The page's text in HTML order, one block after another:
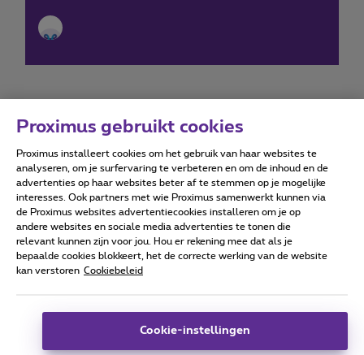
Forumvoorwaarden Accessibility statement
Alle rechten voorbehouden. © Proximus
Algemene voorwaarden, consumenteninfo
Deze website is gecreëerd en wordt beheerd conform het
Proximus gebruikt cookies
Proximus installeert cookies om het gebruik van haar websites te
analyseren, om je surfervaring te verbeteren en om de inhoud en de
advertenties op haar websites beter af te stemmen op je mogelijke
interesses. Ook partners met wie Proximus samenwerkt kunnen via
de Proximus websites advertentiecookies installeren om je op
andere websites en sociale media advertenties te tonen die
relevant kunnen zijn voor jou. Hou er rekening mee dat als je
bepaalde cookies blokkeert, het de correcte werking van de website
kan verstoren Cookiebeleid
Cookie-instellingen